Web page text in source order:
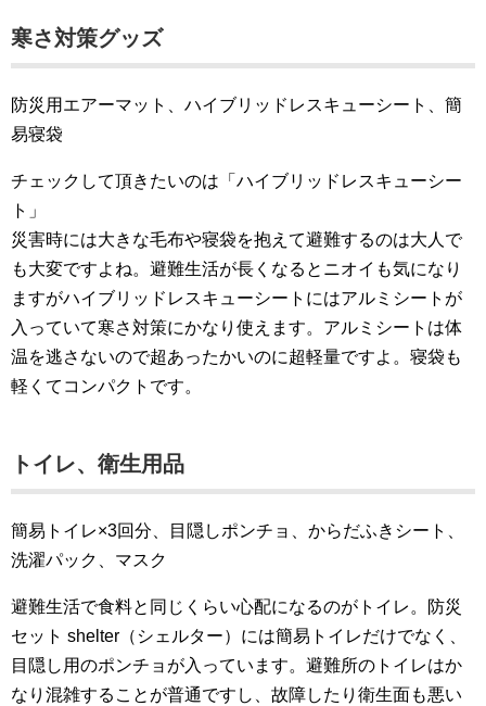
寒さ対策グッズ
防災用エアーマット、ハイブリッドレスキューシート、簡
易寝袋
チェックして頂きたいのは「ハイブリッドレスキューシー
ト」
災害時には大きな毛布や寝袋を抱えて避難するのは大人で
も大変ですよね。避難生活が長くなるとニオイも気になり
ますがハイブリッドレスキューシートにはアルミシートが
入っていて寒さ対策にかなり使えます。アルミシートは体
温を逃さないので超あったかいのに超軽量ですよ。寝袋も
軽くてコンパクトです。
トイレ、衛生用品
簡易トイレ×3回分、目隠しポンチョ、からだふきシート、
洗濯パック、マスク
避難生活で食料と同じくらい心配になるのがトイレ。防災
セット shelter（シェルター）には簡易トイレだけでなく、
目隠し用のポンチョが入っています。避難所のトイレはか
なり混雑することが普通ですし、故障したり衛生面も悪い